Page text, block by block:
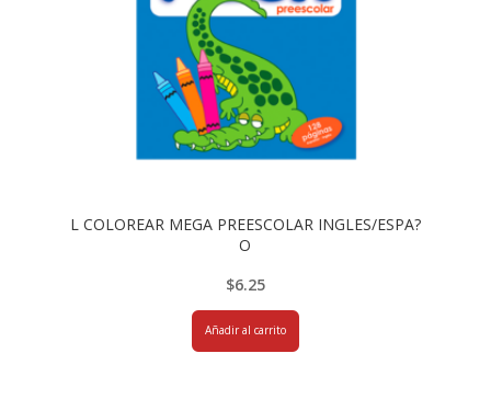
L COLOREAR MEGA PREESCOLAR INGLES/ESPA?
O
$6.25
Añadir al carrito